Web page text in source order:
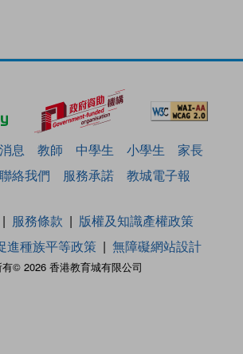
息 教師 中學生 小學生
家長
聯絡我們 服務承諾 教城電子報
有© 2026 香港教育城有限公司
服務條款
版權及知識產權政策
進種族平等政策 無障礙網站設計